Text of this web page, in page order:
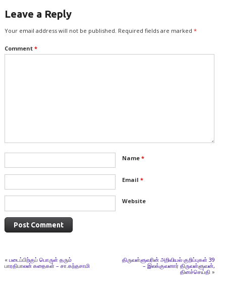
Leave a Reply
Your email address will not be published. Required fields are marked *
Comment *
Name *
Email *
Website
« படைப்பிற்குப் பொருள் தரும்
பாரதிபாலன் கதைகள் – சா.கந்தசாமி
திருவள்ளுவரின் அறிவியல் குறிப்புகள் 39
– இலக்குவனார் திருவள்ளுவன்,
தினச்செய்தி »